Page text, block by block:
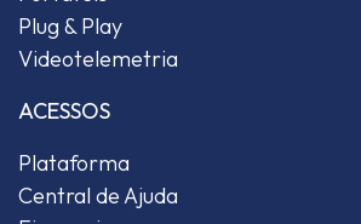
Plug & Play
Videotelemetria
ACESSOS
Plataforma
Central de Ajuda